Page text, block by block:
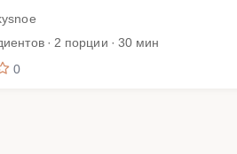
· 2 порции · 30 мин
0